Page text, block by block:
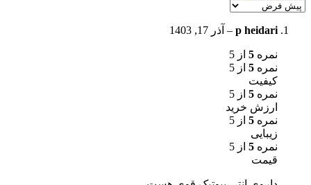
p heidari
– آذر 17, 1403
نمره 5 از 5
نمره 5 از 5
کیفیت
نمره 5 از 5
ارزش خرید
نمره 5 از 5
زیبایی
نمره 5 از 5
قیمت